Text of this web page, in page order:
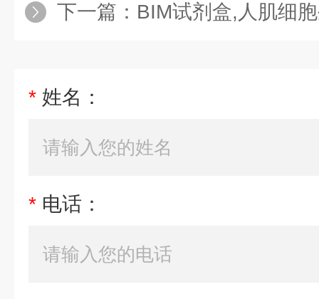
下一篇： BIM试剂盒,人肌细胞生成
* 姓名：
* 电话：